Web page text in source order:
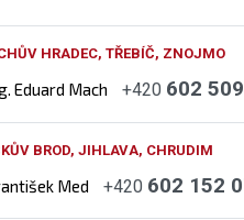
Eduard Mach
HRADEC, TŘEBÍČ, ZNOJMO
+420 602
Med
BROD, JIHLAVA, CHRUDIM
+420 602 152